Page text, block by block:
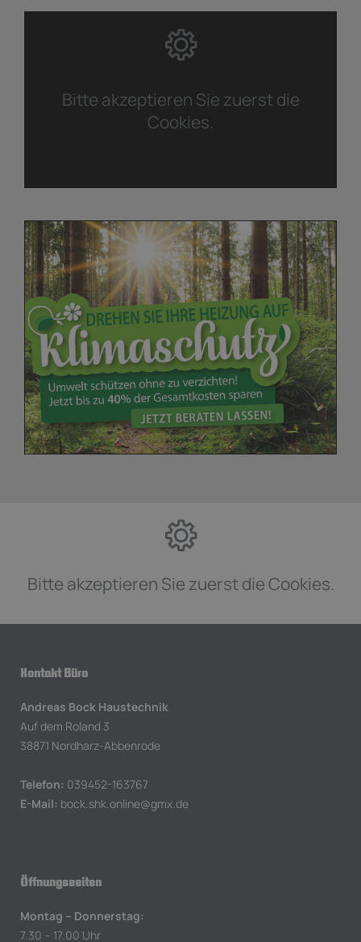
Bitte akzeptieren Sie zuerst die
Cookies.
Bitte akzeptieren Sie zuerst die Cookies.
Kontakt Büro
Andreas Bock Haustechnik
Auf dem Roland 3
38871 Nordharz-Abbenrode
Telefon: 039452-163767
E-Mail: bock.shk.online@gmx.de
Öffnungszeiten
Montag – Donnerstag:
7.30 – 17.00 Uhr